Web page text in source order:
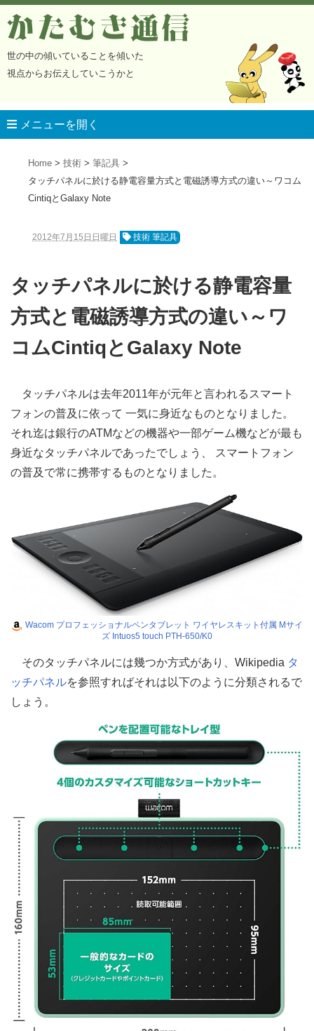
かたむき通信
世の中の傾いていることを傾いた
視点からお伝えしていこうかと
メニューを開く
Home 技術
筆記具
タッチパネルに於ける静電容量方式と電磁誘導方式の違い～ワコム
CintiqとGalaxy Note
2012年7月15日日曜日 技術 筆記具
タッチパネルに於ける静電容量
方式と電磁誘導方式の違い～ワ
コムCintiqとGalaxy Note
タッチパネルは去年2011年が元年と言われるスマート
フォンの普及に依って 一気に身近なものとなりました。
それ迄は銀行のATMなどの機器や一部ゲーム機などが最も
身近なタッチパネルであったでしょう、 スマートフォン
の普及で常に携帯するものとなりました。
Wacom プロフェッショナルペンタブレット ワイヤレスキット付属 Mサイ
ズ Intuos5 touch PTH-650/K0
そのタッチパネルには幾つか方式があり、Wikipedia タ
ッチパネルを参照すればそれは以下のように分類されるで
しょう。